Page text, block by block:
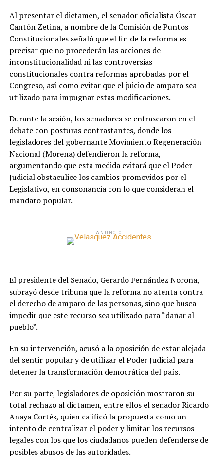
Al presentar el dictamen, el senador oficialista Óscar
Cantón Zetina, a nombre de la Comisión de Puntos
Constitucionales señaló que el fin de la reforma es
precisar que no procederán las acciones de
inconstitucionalidad ni las controversias
constitucionales contra reformas aprobadas por el
Congreso, así como evitar que el juicio de amparo sea
utilizado para impugnar estas modificaciones.
Durante la sesión, los senadores se enfrascaron en el
debate con posturas contrastantes, donde los
legisladores del gobernante Movimiento Regeneración
Nacional (Morena) defendieron la reforma,
argumentando que esta medida evitará que el Poder
Judicial obstaculice los cambios promovidos por el
Legislativo, en consonancia con lo que consideran el
mandato popular.
ANUNCIO
El presidente del Senado, Gerardo Fernández Noroña,
subrayó desde tribuna que la reforma no atenta contra
el derecho de amparo de las personas, sino que busca
impedir que este recurso sea utilizado para “dañar al
pueblo”.
En su intervención, acusó a la oposición de estar alejada
del sentir popular y de utilizar el Poder Judicial para
detener la transformación democrática del país.
Por su parte, legisladores de oposición mostraron su
total rechazo al dictamen, entre ellos el senador Ricardo
Anaya Cortés, quien calificó la propuesta como un
intento de centralizar el poder y limitar los recursos
legales con los que los ciudadanos pueden defenderse de
posibles abusos de las autoridades.